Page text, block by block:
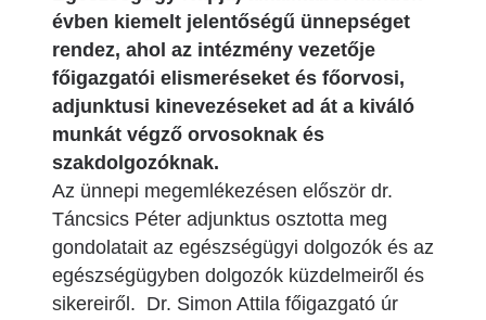
évben kiemelt jelentőségű ünnepséget
rendez, ahol az intézmény vezetője
főigazgatói elismeréseket és főorvosi,
adjunktusi kinevezéseket ad át a kiváló
munkát végző orvosoknak és
szakdolgozóknak.
Az ünnepi megemlékezésen először dr.
Táncsics Péter adjunktus osztotta meg
gondolatait az egészségügyi dolgozók és az
egészségügyben dolgozók küzdelmeiről és
sikereiről. Dr. Simon Attila főigazgató úr